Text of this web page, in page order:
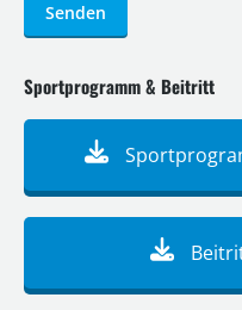
Senden
Sportprogramm & Beitritt